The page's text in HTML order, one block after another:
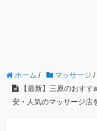
ホーム / マッサージ /
【最新】三原のおす
安・人気のマッサージ店